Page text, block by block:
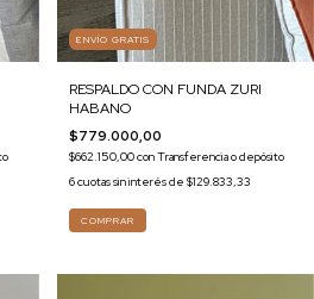
ENVÍO GRATIS
RESPALDO CON FUNDA ZURI
HABANO
$779.000,00
$662.150,00conTransferencia o depósito
6cuotas sin interés de $129.833,33
COMPRAR